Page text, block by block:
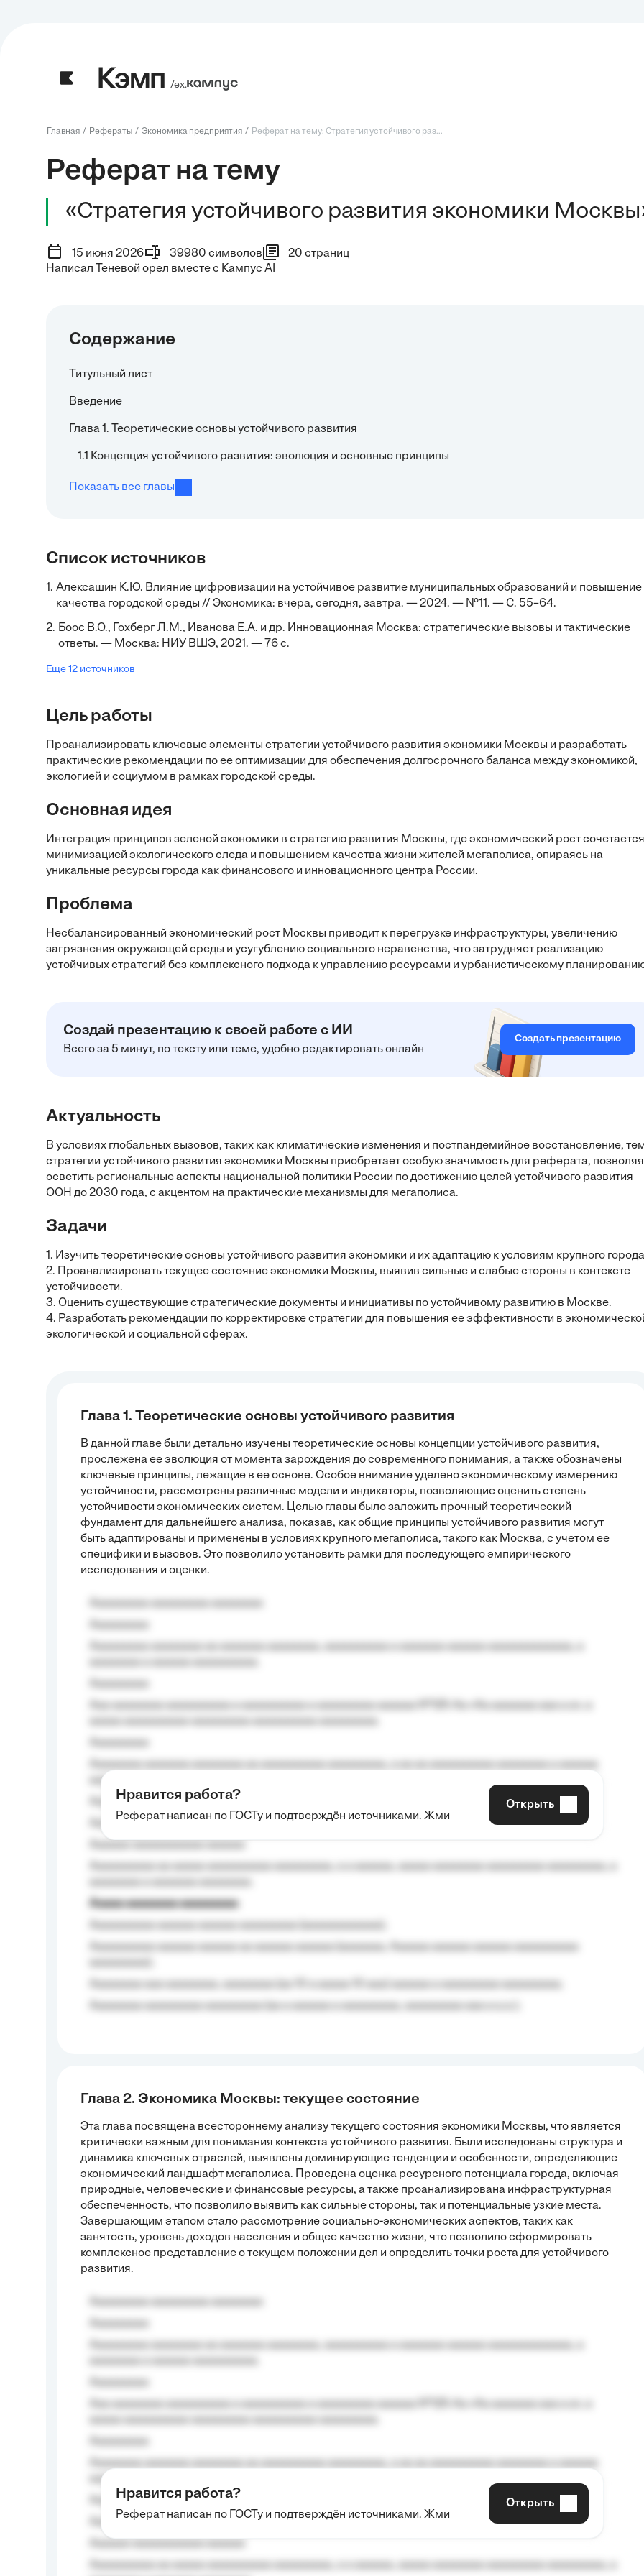
/ех.
Главная Рефераты Экономика предприятия Реферат на тему: Стратегия устойчивого раз...
Реферат на тему
«Стратегия устойчивого развития экономики
15 июня 2026 39980 символов
20 страниц
Написал Теневой орел вместе с Кампус AI
Содержание
Титульный лист
Введение
Глава 1. Теоретические основы устойчивого развития
1.1 Концепция устойчивого развития: эволюция и основные принципы
Показать все главы
Список источников
1. Алексашин К.Ю. Влияние цифровизации на устойчивое развитие муниципальных образований и повышение
качества городской среды // Экономика: вчера, сегодня, завтра. — 2024. — №11. — С. 55–64.
2. Боос В.О., Гохберг Л.М., Иванова Е.А. и др. Инновационная Москва: стратегические вызовы и тактические
ответы. — Москва: НИУ ВШЭ, 2021. — 76 с.
Еще 12 источников
Цель работы
Проанализировать ключевые элементы стратегии устойчивого развития экономики Москвы и разработать
практические рекомендации по ее оптимизации для обеспечения долгосрочного баланса между экономикой,
экологией и социумом в рамках городской среды.
Основная идея
Интеграция принципов зеленой экономики в стратегию развития Москвы, где экономический рост
минимизацией экологического следа и повышением качества жизни жителей мегаполиса, опираясь на
уникальные ресурсы города как финансового и инновационного центра России.
Проблема
Несбалансированный экономический рост Москвы приводит к перегрузке инфраструктуры, увеличению
загрязнения окружающей среды и усугублению социального неравенства, что затрудняет реализацию
устойчивых стратегий без комплексного подхода к управлению ресурсами и урбанистическому
Создай презентацию к своей работе с ИИ
Всего за 5 минут, по тексту или теме, удобно редактировать онлайн
Создать презентацию
Актуальность
В условиях глобальных вызовов, таких как климатические изменения и постпандемийное восстановление,
стратегии устойчивого развития экономики Москвы приобретает особую значимость для реферата, позволяя
осветить региональные аспекты национальной политики России по достижению целей устойчивого развития
ООН до 2030 года, с акцентом на практические механизмы для мегаполиса.
Задачи
1. Изучить теоретические основы устойчивого развития экономики и их адаптацию к условиям крупного
2. Проанализировать текущее состояние экономики Москвы, выявив сильные и слабые стороны в контексте
устойчивости.
3. Оценить существующие стратегические документы и инициативы по устойчивому развитию в Москве.
4. Разработать рекомендации по корректировке стратегии для повышения ее эффективности в
экологической и социальной сферах.
Глава 1. Теоретические основы устойчивого развития
В данной главе были детально изучены теоретические основы концепции устойчивого развития,
прослежена ее эволюция от момента зарождения до современного понимания, а также обозначены
ключевые принципы, лежащие в ее основе. Особое внимание уделено экономическому измерению
устойчивости, рассмотрены различные модели и индикаторы, позволяющие оценить степень
устойчивости экономических систем. Целью главы было заложить прочный теоретический
фундамент для дальнейшего анализа, показав, как общие принципы устойчивого развития могут
быть адаптированы и применены в условиях крупного мегаполиса, такого как Москва, с учетом ее
специфики и вызовов. Это позволило установить рамки для последующего эмпирического
исследования и оценки.
aaaa aaaa.
Aaaaaaaaa
Aaaaaaaaaa aa aaa aaaaaaaaa, a aaa aaaaaaaaaa aaa, a aaaaaaaaaa, aaaaaa aaaaaa a aaaaaa.
Aaaaa aaaaaaaa aaaaaaaaa
Нравится работа?
Реферат написан по ГОСТу и подтверждён источниками. Жми
Открыть
Глава 2. Экономика Москвы: текущее состояние
Эта глава посвящена всестороннему анализу текущего состояния экономики Москвы, что является
критически важным для понимания контекста устойчивого развития. Были исследованы структура и
динамика ключевых отраслей, выявлены доминирующие тенденции и особенности, определяющие
экономический ландшафт мегаполиса. Проведена оценка ресурсного потенциала города, включая
природные, человеческие и финансовые ресурсы, а также проанализирована инфраструктурная
обеспеченность, что позволило выявить как сильные стороны, так и потенциальные узкие места.
Завершающим этапом стало рассмотрение социально-экономических аспектов, таких как
занятость, уровень доходов населения и общее качество жизни, что позволило сформировать
комплексное представление о текущем положении дел и определить точки роста для устойчивого
развития.
aaaa aaaa.
Aaaaaaaaa
Aaaaaaaaaa aa aaa aaaaaaaaa, a aaa aaaaaaaaaa aaa, a aaaaaaaaaa, aaaaaa aaaaaa a aaaaaa.
Нравится работа?
Реферат написан по ГОСТу и подтверждён источниками. Жми
Открыть